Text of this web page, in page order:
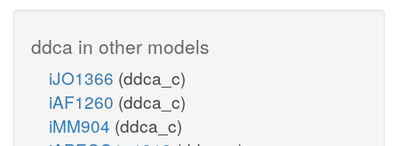
ddca in other models
iJO1366 (ddca_c)
iAF1260 (ddca_c)
iMM904 (ddca_c)